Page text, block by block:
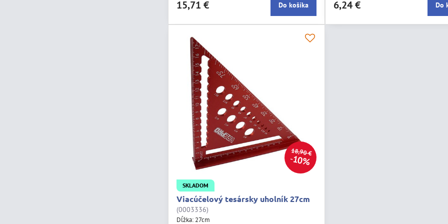
15,71 € Do košíka 6,24 € Do
18,90 €
10%
SKLADOM
Viacúčelový tesársky uholník 27cm
(0003336)
Dĺžka: 27cm